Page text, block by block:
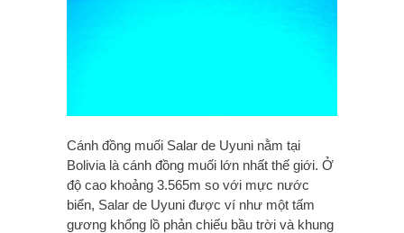
Cánh đồng muối Salar de Uyuni nằm tại
Bolivia là cánh đồng muối lớn nhất thế giới. Ở
độ cao khoảng 3.565m so với mực nước
biển, Salar de Uyuni được ví như một tấm
gương khổng lồ phản chiếu bầu trời và khung